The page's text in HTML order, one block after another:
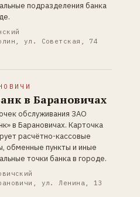
подразделения банка
ул. Советская, 74
в Барановичах
обслуживания ЗАО
в Барановичах. Карточка
расчётно-кассовые
обменные пункты и иные
точки банка в городе.
ул. Ленина, 13